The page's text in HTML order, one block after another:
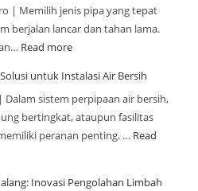
| Memilih jenis pipa yang tepat
berjalan lancar dan tahan lama.
Read more
untuk Instalasi Air Bersih
sistem perpipaan air bersih,
bertingkat, ataupun fasilitas
peranan penting. … Read
Inovasi Pengolahan Limbah